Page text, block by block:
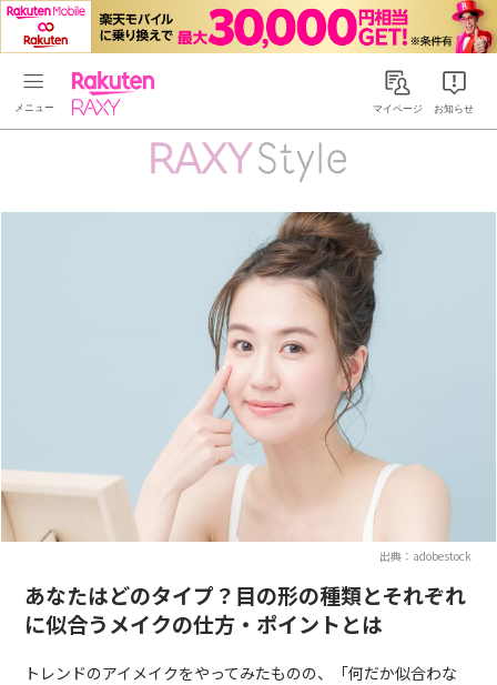
Rakuten RAXYマイページ お知らせ
出典：adobestock
あなたはどのタイプ？目の形の種類とそれぞれ
に似合うメイクの仕方・ポイントとは
トレンドのアイメイクをやってみたものの、「何だか似合わな